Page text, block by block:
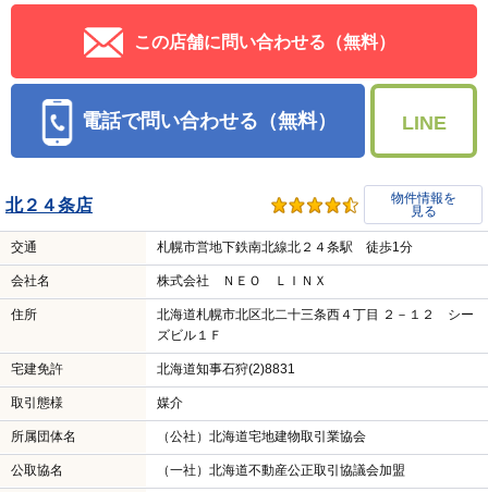
この店舗に問い合わせる（無料）
電話で問い合わせる（無料） LINE
北２４条店
物件情報を
見る
交通 札幌市営地下鉄南北線北２４条駅 徒歩1分
会社名 株式会社 ＮＥＯ ＬＩＮＸ
住所
北海道札幌市北区北二十三条西４丁目 ２－１２ シー
ズビル１Ｆ
宅建免許 北海道知事石狩(2)8831
取引態様 媒介
所属団体名 （公社）北海道宅地建物取引業協会
公取協名 （一社）北海道不動産公正取引協議会加盟